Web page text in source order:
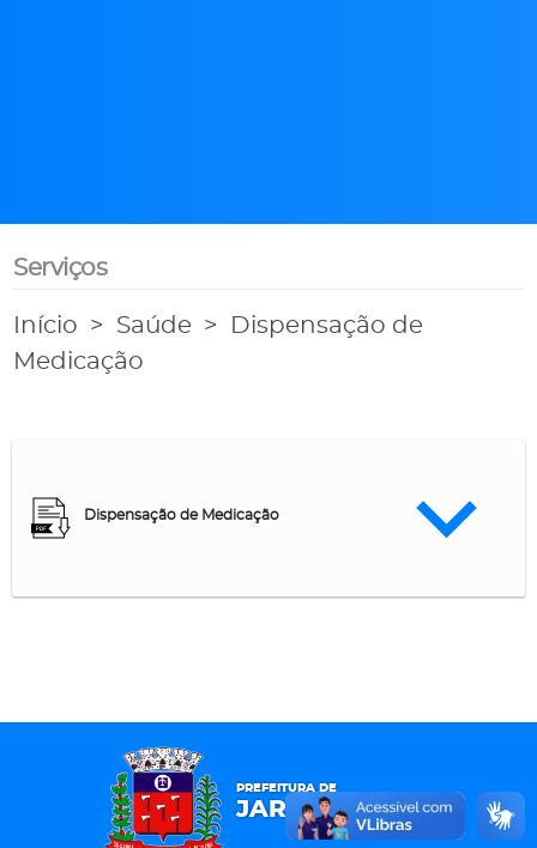
Serviços
Início Saúde
Dispensação de
Medicação
Dispensação de Medicação
PREFEITURA DE
JARDIM ALEGRE